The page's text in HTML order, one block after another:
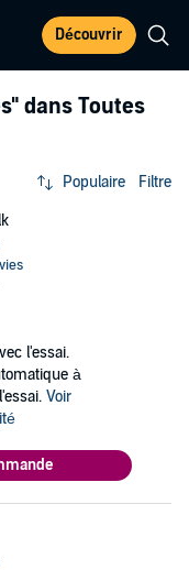
Découvrir
dans Toutes
Populaire Filtre
l'essai.
à
Voir